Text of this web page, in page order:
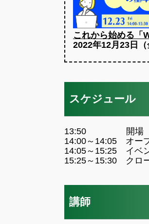
これから始める「
2022年12月23日
スケジュール
13:50 開場
14:00～14:05 オー
14:05～15:25 イベ
15:25～15:30 クロ
講師